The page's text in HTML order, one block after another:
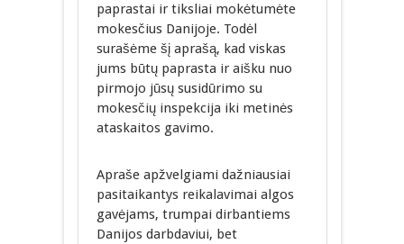
paprastai ir tiksliai mokėtumėte
mokesčius Danijoje. Todėl
surašėme šį aprašą, kad viskas
jums būtų paprasta ir aišku nuo
pirmojo jūsų susidūrimo su
mokesčių inspekcija iki metinės
ataskaitos gavimo.
Apraše apžvelgiami dažniausiai
pasitaikantys reikalavimai algos
gavėjams, trumpai dirbantiems
Danijos darbdaviui, bet